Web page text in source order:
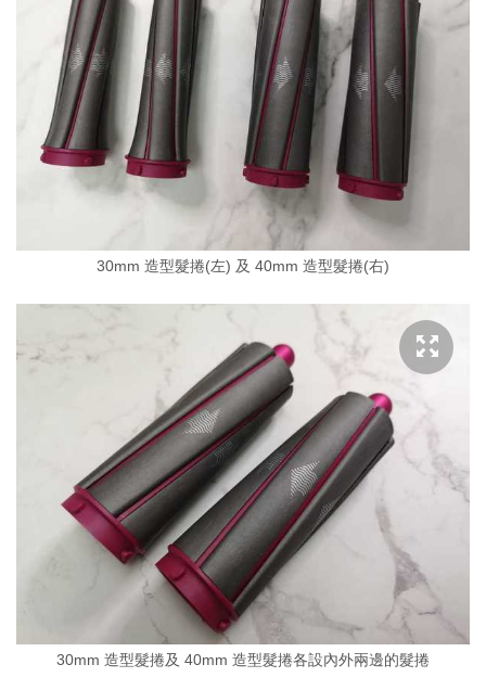
30mm 造型髮捲(左) 及 40mm 造型髮捲(右)
30mm 造型髮捲及 40mm 造型髮捲各設內外兩邊的髮捲